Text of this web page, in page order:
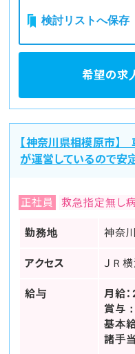
検討リストへ保存
希望の求
【神奈川県相模原市】
が運営しているので安
正社員 救急指定無し
勤務地 神奈
アクセス ＪＲ
給与
月給
賞与
基本
諸手